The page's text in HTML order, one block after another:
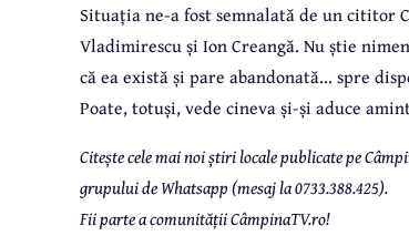
Situația ne-a fost semnalată de un cititor
Vladimirescu și Ion Creangă. Nu știe
că ea există și pare abandonată... spre
Poate, totuși, vede cineva și-și aduce
Citește cele mai noi știri locale publicate pe
grupului de Whatsapp (mesaj la 0733.388.425).
Fii parte a comunității CâmpinaTV.ro!